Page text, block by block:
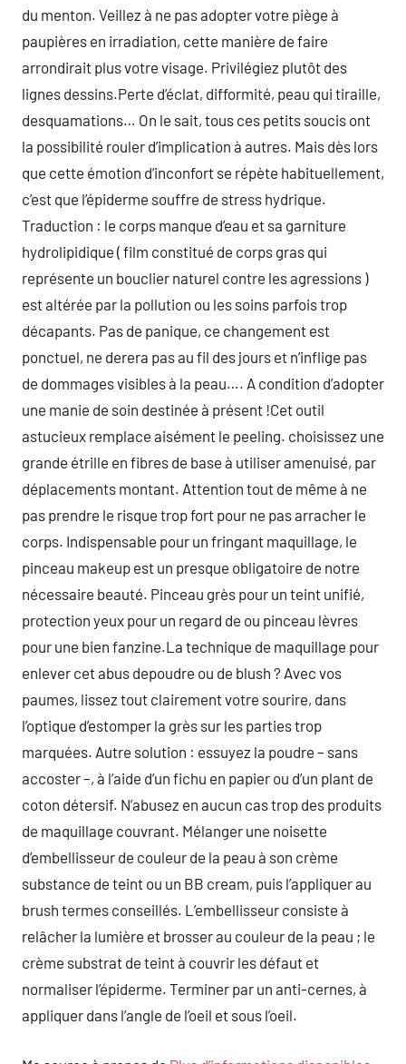
du menton. Veillez à ne pas adopter votre piège à
paupières en irradiation, cette manière de faire
arrondirait plus votre visage. Privilégiez plutôt des
lignes dessins.Perte d’éclat, difformité, peau qui tiraille,
desquamations… On le sait, tous ces petits soucis ont
la possibilité rouler d’implication à autres. Mais dès lors
que cette émotion d’inconfort se répète habituellement,
c’est que l’épiderme souffre de stress hydrique.
Traduction : le corps manque d’eau et sa garniture
hydrolipidique ( film constitué de corps gras qui
représente un bouclier naturel contre les agressions )
est altérée par la pollution ou les soins parfois trop
décapants. Pas de panique, ce changement est
ponctuel, ne derera pas au fil des jours et n’inflige pas
de dommages visibles à la peau…. A condition d’adopter
une manie de soin destinée à présent !Cet outil
astucieux remplace aisément le peeling. choisissez une
grande étrille en fibres de base à utiliser amenuisé, par
déplacements montant. Attention tout de même à ne
pas prendre le risque trop fort pour ne pas arracher le
corps. Indispensable pour un fringant maquillage, le
pinceau makeup est un presque obligatoire de notre
nécessaire beauté. Pinceau grès pour un teint unifié,
protection yeux pour un regard de ou pinceau lèvres
pour une bien fanzine.La technique de maquillage pour
enlever cet abus depoudre ou de blush ? Avec vos
paumes, lissez tout clairement votre sourire, dans
l’optique d’estomper la grès sur les parties trop
marquées. Autre solution : essuyez la poudre – sans
accoster –, à l’aide d’un fichu en papier ou d’un plant de
coton détersif. N’abusez en aucun cas trop des produits
de maquillage couvrant. Mélanger une noisette
d’embellisseur de couleur de la peau à son crème
substance de teint ou un BB cream, puis l’appliquer au
brush termes conseillés. L’embellisseur consiste à
relâcher la lumière et brosser au couleur de la peau ; le
crème substrat de teint à couvrir les défaut et
normaliser l’épiderme. Terminer par un anti-cernes, à
appliquer dans l’angle de l’oeil et sous l’oeil.